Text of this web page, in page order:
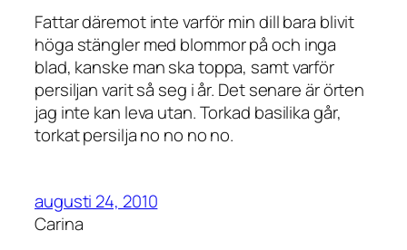
Fattar däremot inte varför min dill bara blivit
höga stängler med blommor på och inga
blad, kanske man ska toppa, samt varför
persiljan varit så seg i år. Det senare är örten
jag inte kan leva utan. Torkad basilika går,
torkat persilja no no no no.
augusti 24, 2010
Carina